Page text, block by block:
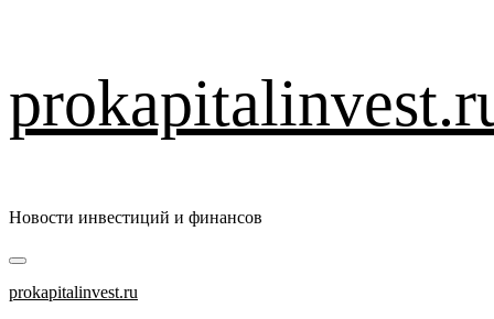
к
содержимому
Новости инвестиций и финансов
Основное
меню
prokapitalinvest.ru